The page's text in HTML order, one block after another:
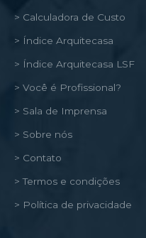
> Calculadora de Custo
> Índice Arquitecasa
> Índice Arquitecasa LSF
> Você é Profissional?
> Sala de Imprensa
> Sobre nós
> Contato
> Termos e condições
> Política de privacidade